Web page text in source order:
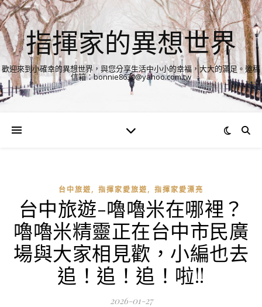
指揮家的異想世界
歡迎來到小確幸的異想世界，與您分享生活中小小的幸福，大大的滿足。邀稿
信箱：bonnie8630@yahoo.com.tw
台中旅遊, 指揮家愛旅遊, 指揮家愛漂亮
台中旅遊-嚕嚕米在哪裡？
嚕嚕米精靈正在台中市民廣
場與大家相見歡，小編也去
追！追！追！啦!!
2026-01-27